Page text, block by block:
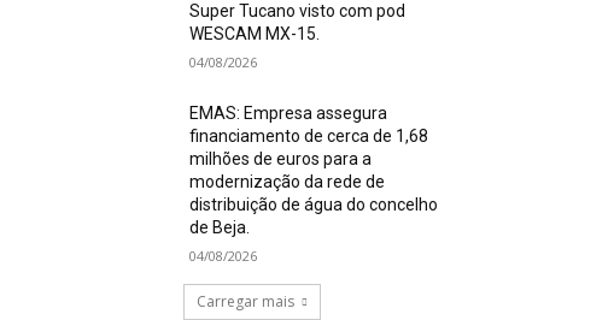
Super Tucano visto com pod
WESCAM MX-15.
04/08/2026
EMAS: Empresa assegura
financiamento de cerca de 1,68
milhões de euros para a
modernização da rede de
distribuição de água do concelho
de Beja.
04/08/2026
Carregar mais